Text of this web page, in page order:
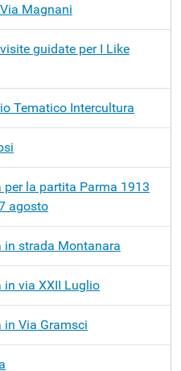
Magnani
guidate per I Like
Tematico Intercultura
la partita Parma 1913
agosto
strada Montanara
via XXII Luglio
Via Gramsci